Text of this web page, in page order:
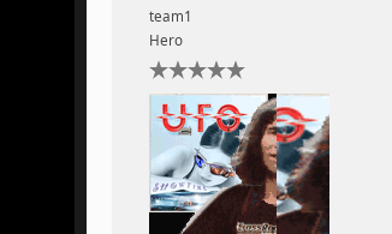
team1
Hero